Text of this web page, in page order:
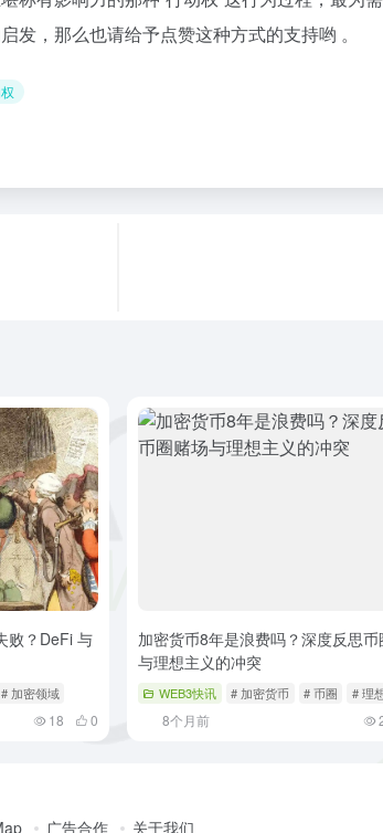
，那么也请给予点赞这种方式的支持哟 。
败？DeFi 与
# 加密领域
18 0
加密货币8年是浪费吗？深度反思币
与理想主义的冲突
WEB3快讯 # 加密货币 # 币圈 # 理
8个月前
广告合作 关于我们